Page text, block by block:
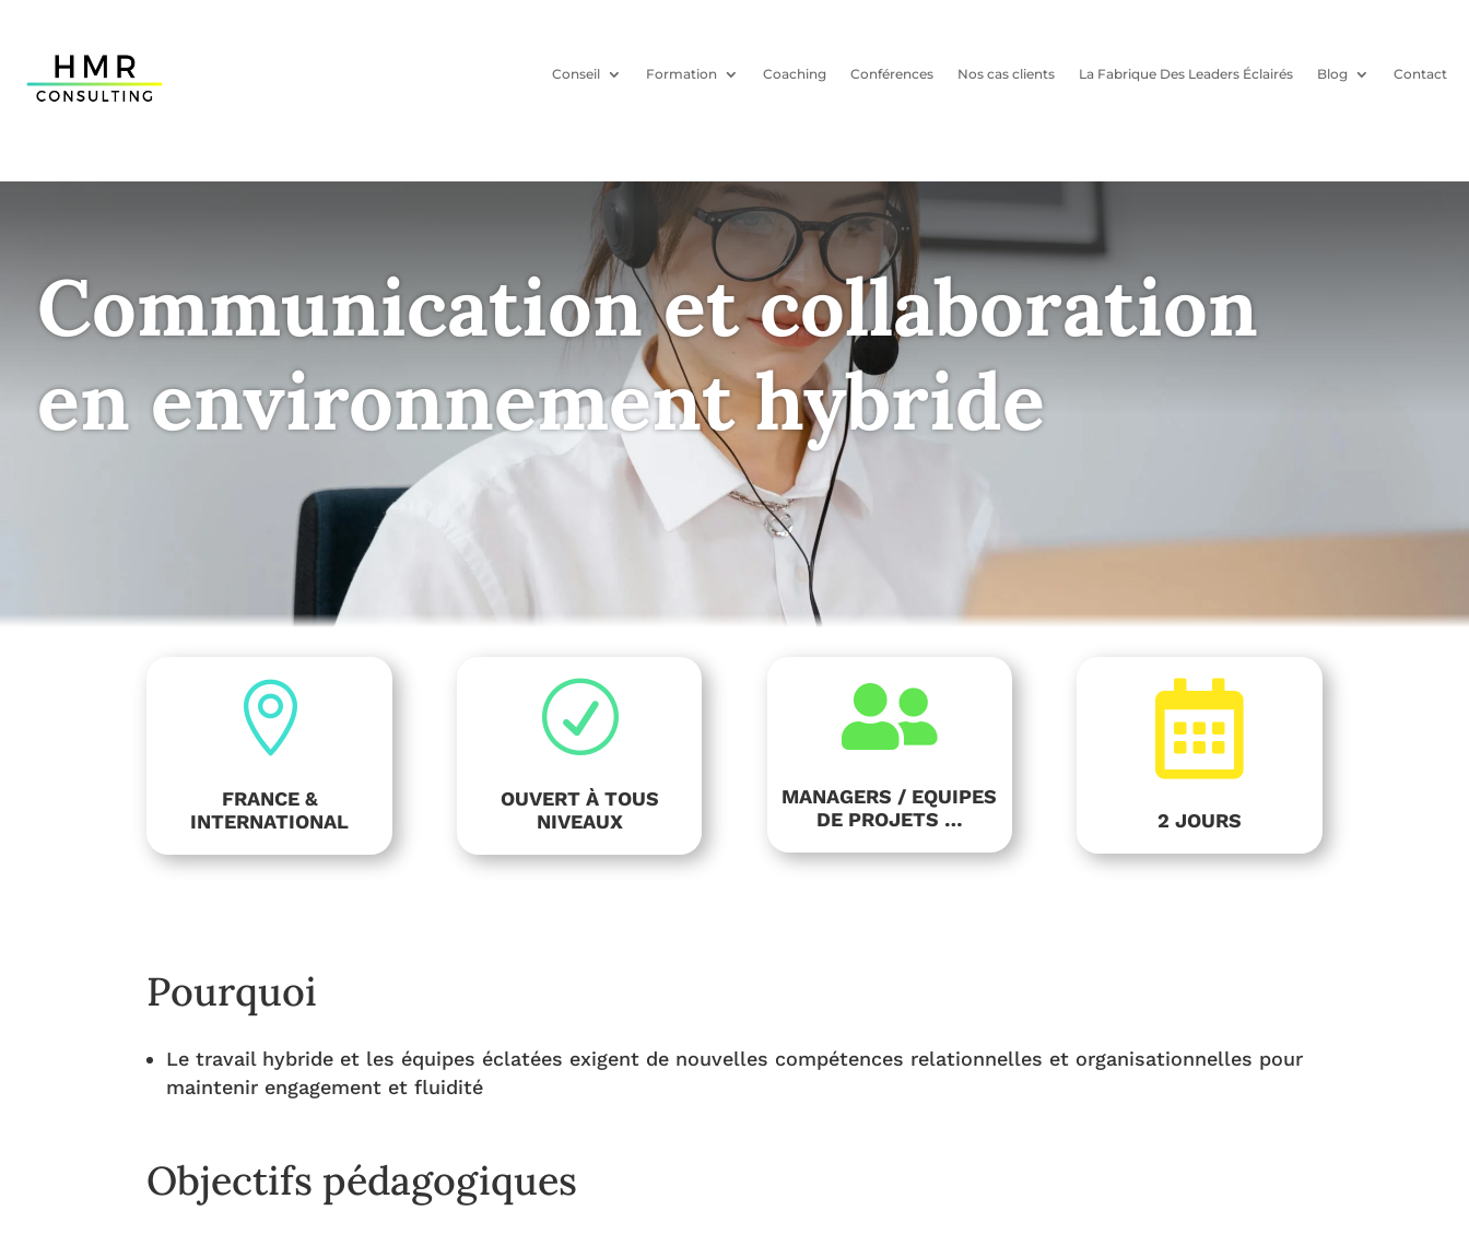
Conseil Formation Coaching Conférences Nos cas clients La Fabrique Des Leaders Éclairés Blog Contact
Communication et collaboration
en environnement hybride

FRANCE &
INTERNATIONAL
R
OUVERT À TOUS
NIVEAUX

MANAGERS / EQUIPES
DE PROJETS …

2 JOURS
Pourquoi
Le travail hybride et les équipes éclatées exigent de nouvelles compétences relationnelles et organisationnelles pour
maintenir engagement et fluidité
Objectifs pédagogiques